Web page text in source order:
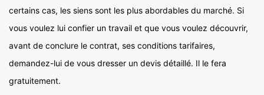
certains cas, les siens sont les plus abordables du marché. Si
vous voulez lui confier un travail et que vous voulez découvrir,
avant de conclure le contrat, ses conditions tarifaires,
demandez-lui de vous dresser un devis détaillé. Il le fera
gratuitement.